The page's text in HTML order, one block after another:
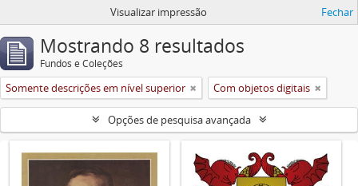
Visualizar impressão Fechar
Mostrando 8 resultados
Fundos e Coleções
Somente descrições em nível superior Com objetos digitais
Opções de pesquisa avançada